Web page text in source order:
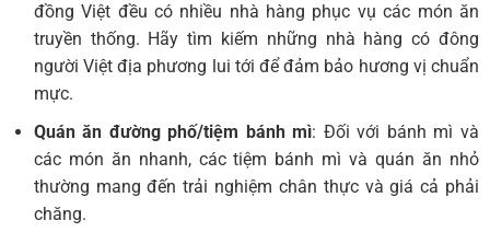
đồng Việt đều có nhiều nhà hàng phục vụ các món ăn
truyền thống. Hãy tìm kiếm những nhà hàng có đông
người Việt địa phương lui tới để đảm bảo hương vị chuẩn
mực.
Quán ăn đường phố/tiệm bánh mì: Đối với bánh mì và
các món ăn nhanh, các tiệm bánh mì và quán ăn nhỏ
thường mang đến trải nghiệm chân thực và giá cả phải
chăng.